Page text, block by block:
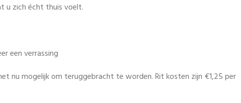
u zich écht thuis voelt.
een verrassing
nu mogelijk om teruggebracht te worden. Rit kosten zijn €1,25 per